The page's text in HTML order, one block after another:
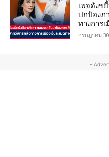
เพจดังข
ปกป้องภ
ทางการ
กรกฎาคม
-